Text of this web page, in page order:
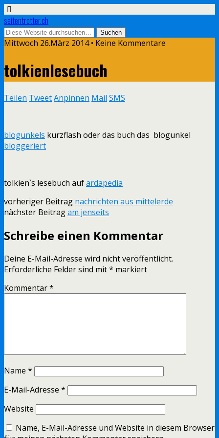
seitentrotter.ch
Mittwoch 26.März 2014 • Keine Kommentare
tolkienlesebuch
Teilen TweetAnpinnen Mail SMS
blogunkels kurzflash oder das buch das blogunkel
bloggeriert
tolkien`s lesebuch aufardapedia
vorheriger Beitrag nachrichten aus mittelerde
nächster Beitragam jenseits
Schreibe einen Kommentar
Deine E-Mail-Adresse wird nicht veröffentlicht.
Erforderliche Felder sind mit* markiert
Kommentar*
Name *
E-Mail-Adresse *
Website
Name, E-Mail-Adresse und Website in diesem Browser